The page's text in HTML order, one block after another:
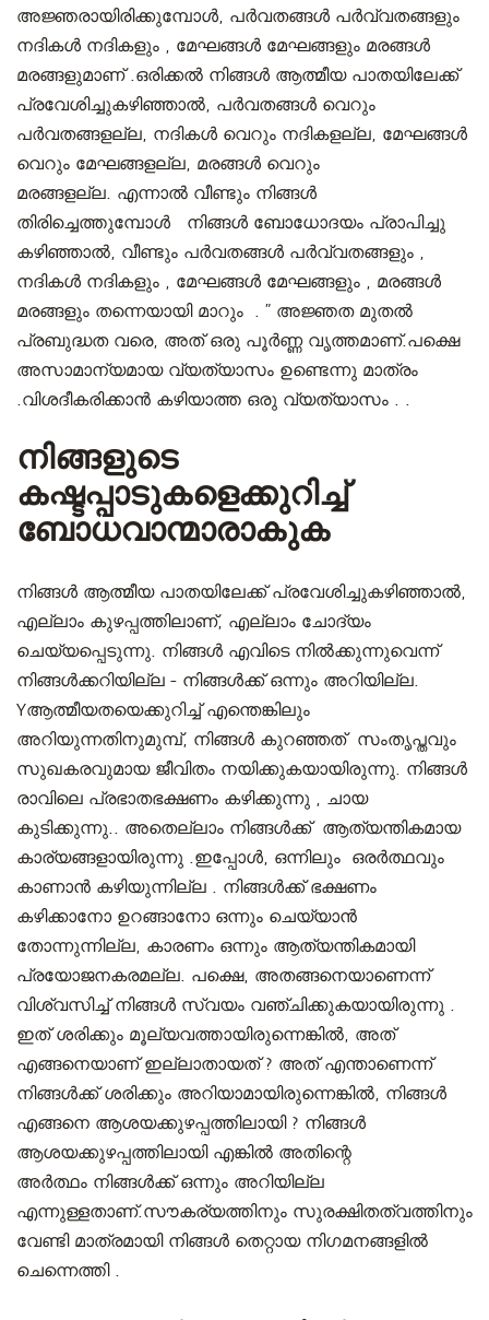
അജ്ഞരായിരിക്കുമ്പോൾ, പർവതങ്ങൾ പർവ്വതങ്ങളും
നദികൾ നദികളും , മേഘങ്ങൾ മേഘങ്ങളും മരങ്ങൾ
മരങ്ങളുമാണ് .ഒരിക്കൽ നിങ്ങൾ ആത്മീയ പാതയിലേക്ക്
പ്രവേശിച്ചുകഴിഞ്ഞാൽ, പർവതങ്ങൾ വെറും
പർവതങ്ങളല്ല, നദികൾ വെറും നദികളല്ല, മേഘങ്ങൾ
വെറും മേഘങ്ങളല്ല, മരങ്ങൾ വെറും
മരങ്ങളല്ല. എന്നാൽ വീണ്ടും നിങ്ങൾ
തിരിച്ചെത്തുമ്പോൾ നിങ്ങൾ ബോധോദയം പ്രാപിച്ചു
കഴിഞ്ഞാൽ, വീണ്ടും പർവതങ്ങൾ പർവ്വതങ്ങളും ,
നദികൾ നദികളും , മേഘങ്ങൾ മേഘങ്ങളും , മരങ്ങൾ
മരങ്ങളും തന്നെയായി മാറും . ” അജ്ഞത മുതൽ
പ്രബുദ്ധത വരെ, അത് ഒരു പൂർണ്ണ വൃത്തമാണ്.പക്ഷെ
അസാമാന്യമായ വ്യത്യാസം ഉണ്ടെന്നു മാത്രം
.വിശദീകരിക്കാൻ കഴിയാത്ത ഒരു വ്യത്യാസം . .
നിങ്ങളുടെ
കഷ്ടപ്പാടുകളെക്കുറിച്ച്
ബോധവാന്മാരാകുക
നിങ്ങൾ ആത്മീയ പാതയിലേക്ക് പ്രവേശിച്ചുകഴിഞ്ഞാൽ,
എല്ലാം കുഴപ്പത്തിലാണ്, എല്ലാം ചോദ്യം
ചെയ്യപ്പെടുന്നു. നിങ്ങൾ എവിടെ നിൽക്കുന്നുവെന്ന്
നിങ്ങൾക്കറിയില്ല - നിങ്ങൾക്ക് ഒന്നും അറിയില്ല.
Yആത്മീയതയെക്കുറിച്ച് എന്തെങ്കിലും
അറിയുന്നതിനുമുമ്പ്, നിങ്ങൾ കുറഞ്ഞത് സംതൃപ്തവും
സുഖകരവുമായ ജീവിതം നയിക്കുകയായിരുന്നു. നിങ്ങൾ
രാവിലെ പ്രഭാതഭക്ഷണം കഴിക്കുന്നു , ചായ
കുടിക്കുന്നു.. അതെല്ലാം നിങ്ങൾക്ക് ആത്യന്തികമായ
കാര്യങ്ങളായിരുന്നു .ഇപ്പോൾ, ഒന്നിലും ഒരർത്ഥവും
കാണാൻ കഴിയുന്നില്ല . നിങ്ങൾക്ക് ഭക്ഷണം
കഴിക്കാനോ ഉറങ്ങാനോ ഒന്നും ചെയ്യാൻ
തോന്നുന്നില്ല, കാരണം ഒന്നും ആത്യന്തികമായി
പ്രയോജനകരമല്ല. പക്ഷെ, അതങ്ങനെയാണെന്ന്
വിശ്വസിച്ച് നിങ്ങൾ സ്വയം വഞ്ചിക്കുകയായിരുന്നു .
ഇത് ശരിക്കും മൂല്യവത്തായിരുന്നെങ്കിൽ, അത്
എങ്ങനെയാണ് ഇല്ലാതായത് ? അത് എന്താണെന്ന്
നിങ്ങൾക്ക് ശരിക്കും അറിയാമായിരുന്നെങ്കിൽ, നിങ്ങൾ
എങ്ങനെ ആശയക്കുഴപ്പത്തിലായി ? നിങ്ങൾ
ആശയക്കുഴപ്പത്തിലായി എങ്കിൽ അതിന്റെ
അർത്ഥം നിങ്ങൾക്ക് ഒന്നും അറിയില്ല
എന്നുള്ളതാണ്.സൗകര്യത്തിനും സുരക്ഷിതത്വത്തിനും
വേണ്ടി മാത്രമായി നിങ്ങൾ തെറ്റായ നിഗമനങ്ങളിൽ
ചെന്നെത്തി .